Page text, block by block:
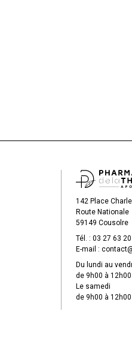
142 Place
Route Nationale
59149 Cousolre
Tél. : 03 27 63
E-mail : contact
Du lundi au
de 9h00 à
Le samedi
de 9h00 à 12h00